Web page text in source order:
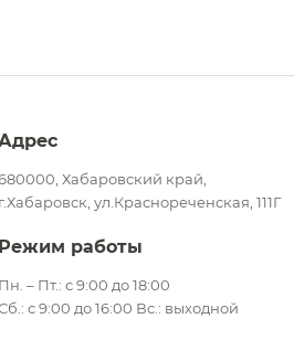
Хабаровский край,
г.Хабаровск, ул.Краснореченская, 111Г
Режим работы
Пн. – Пт.: с 9:00 до 18:00
с 9:00 до 16:00 Вс.: выходной